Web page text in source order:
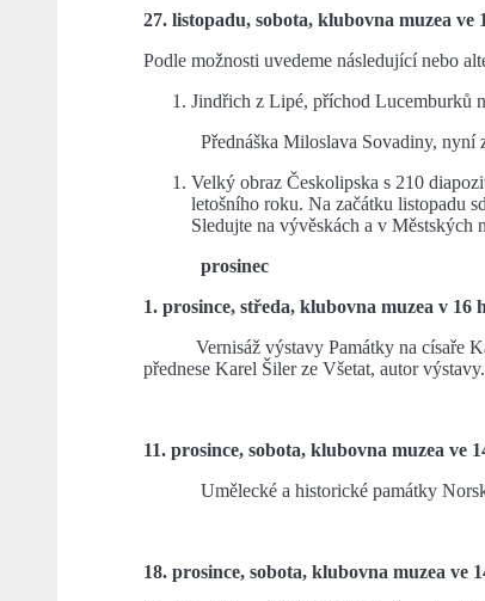
27. listopadu, sobota, klubovna muzea ve
Podle možnosti uvedeme následující nebo
Jindřich z Lipé, příchod Lucemburků
Přednáška Miloslava Sovadiny, nyní
Velký obraz Českolipska s 210
letošního roku. Na začátku listopadu
Sledujte na vývěskách a v Městských
prosinec
1. prosince, středa, klubovna muzea v 16
Vernisáž výstavy Památky na císaře
přednese Karel Šiler ze Všetat, autor
11. prosince, sobota, klubovna muzea ve
Umělecké a historické památky
18. prosince, sobota, klubovna muzea ve